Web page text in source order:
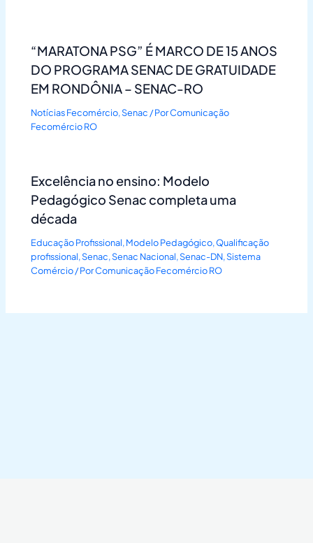
“MARATONA PSG” É MARCO DE 15 ANOS
DO PROGRAMA SENAC DE GRATUIDADE
EM RONDÔNIA – SENAC-RO
Notícias Fecomércio,Senac / PorComunicação
Fecomércio RO
Excelência no ensino: Modelo
Pedagógico Senac completa uma
década
Educação Profissional,Modelo Pedagógico,Qualificação
profissional,Senac,Senac Nacional,Senac-DN,Sistema
Comércio/ PorComunicação Fecomércio RO